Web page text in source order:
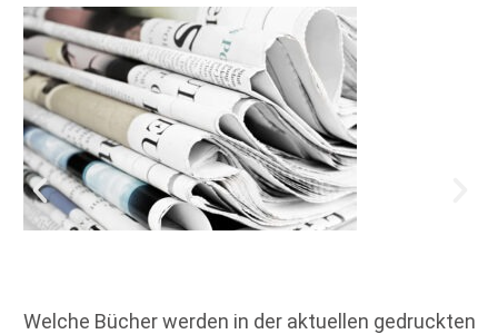
Welche Bücher werden in der aktuellen gedruckten